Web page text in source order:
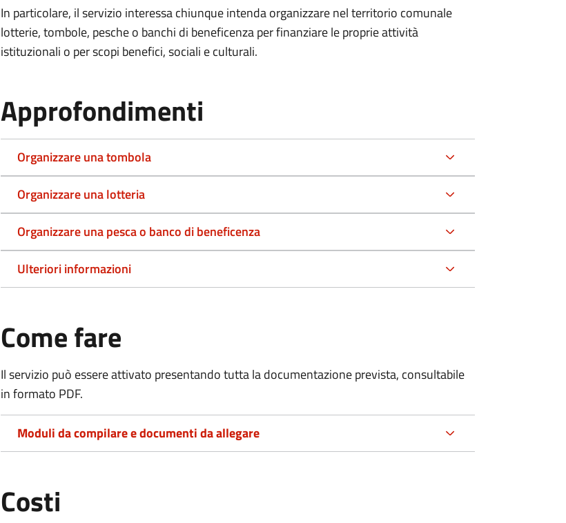
In particolare, il servizio interessa chiunque intenda organizzare nel territorio comunale
lotterie, tombole, pesche o banchi di beneficenza per finanziare le proprie attività
istituzionali o per scopi benefici, sociali e culturali.
Approfondimenti
Organizzare una tombola
Organizzare una lotteria
Organizzare una pesca o banco di beneficenza
Ulteriori informazioni
Come fare
Il servizio può essere attivato presentando tutta la documentazione prevista, consultabile
in formato PDF.
Moduli da compilare e documenti da allegare
Costi